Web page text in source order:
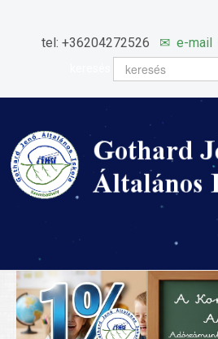
tel: +36204272526 ✉ e-mail
HÍREINK
ISKOLÁNK